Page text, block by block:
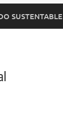
SUSTENTABLE